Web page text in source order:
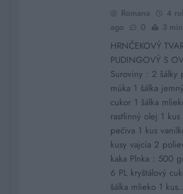
Romana
4
ago
0 3
HRNČEKOVÝ
PUDINGOVÝ S
Suroviny : 2 šálky
múka 1 šálka
cukor 1 šálka
rastlinný olej 1
pečiva 1 kus
kusy vajcia 2
kaka Plnka : 500
6 PL kryštálový
šálka mlieko 1